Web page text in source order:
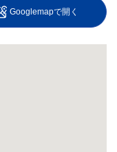
Googlemapで開く